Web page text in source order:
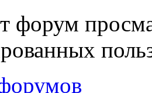
форум